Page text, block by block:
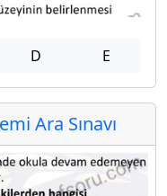
D E
Ara Sınavı